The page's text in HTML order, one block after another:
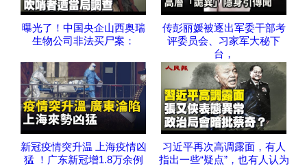
曝光了！中国央企山西奥瑞
生物公司非法买尸案：
传彭丽媛被逐出军委干部考
评委员会、习家军大秘下
台，
新冠疫情突升温 上海疫情凶
猛 ！广东新冠增1.8万余例
习近平再次高调露面，有人
指出一些“疑点”，也有人认为